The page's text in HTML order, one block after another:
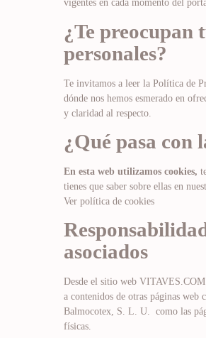
vigentes en cada momento del
¿Te preocupan
personales?
Te invitamos a leer la Política de
dónde nos hemos esmerado en
y claridad al respecto.
¿Qué pasa con
En esta web utilizamos cookies,
tienes que saber sobre ellas en
Ver política de cookies
asociados
Desde el sitio web
a contenidos de otras páginas web
Balmocotex, S. L. U. como las
físicas.